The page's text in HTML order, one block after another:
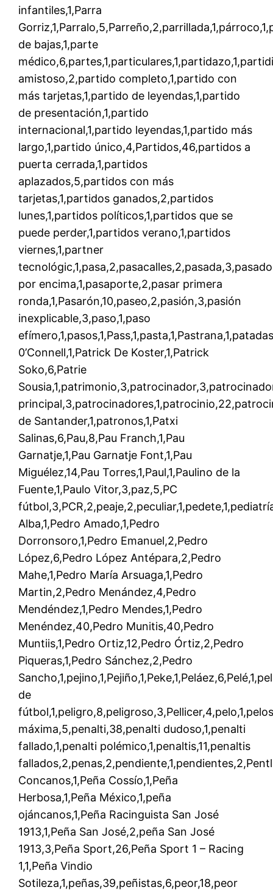
infantiles,1,Parra
de bajas,1,parte
amistoso,2,partido completo,1,partido con
más tarjetas,1,partido de leyendas,1,partido
de presentación,1,partido
internacional,1,partido leyendas,1,partido más
largo,1,partido único,4,Partidos,46,partidos a
puerta cerrada,1,partidos
aplazados,5,partidos con más
tarjetas,1,partidos ganados,2,partidos
lunes,1,partidos políticos,1,partidos que se
puede perder,1,partidos verano,1,partidos
viernes,1,partner
por encima,1,pasaporte,2,pasar primera
ronda,1,Pasarón,10,paseo,2,pasión,3,pasión
inexplicable,3,paso,1,paso
0’Connell,1,Patrick De Koster,1,Patrick
Soko,6,Patrie
de Santander,1,patronos,1,Patxi
Salinas,6,Pau,8,Pau Franch,1,Pau
Garnatje,1,Pau Garnatje Font,1,Pau
Miguélez,14,Pau Torres,1,Paul,1,Paulino de la
Fuente,1,Paulo Vitor,3,paz,5,PC
Alba,1,Pedro Amado,1,Pedro
Dorronsoro,1,Pedro Emanuel,2,Pedro
López,6,Pedro López Antépara,2,Pedro
Mahe,1,Pedro María Arsuaga,1,Pedro
Martin,2,Pedro Menández,4,Pedro
Mendéndez,1,Pedro Mendes,1,Pedro
Menéndez,40,Pedro Munitis,40,Pedro
Muntiis,1,Pedro Ortiz,12,Pedro Órtiz,2,Pedro
Piqueras,1,Pedro Sánchez,2,Pedro
de
máxima,5,penalti,38,penalti dudoso,1,penalti
fallado,1,penalti polémico,1,penaltis,11,penaltis
Concanos,1,Peña Cossío,1,Peña
Herbosa,1,Peña México,1,peña
ojáncanos,1,Peña Racinguista San José
1913,1,Peña San José,2,peña San José
1913,3,Peña Sport,26,Peña Sport 1 – Racing
1,1,Peña Vindio
Sotileza,1,peñas,39,peñistas,6,peor,18,peor